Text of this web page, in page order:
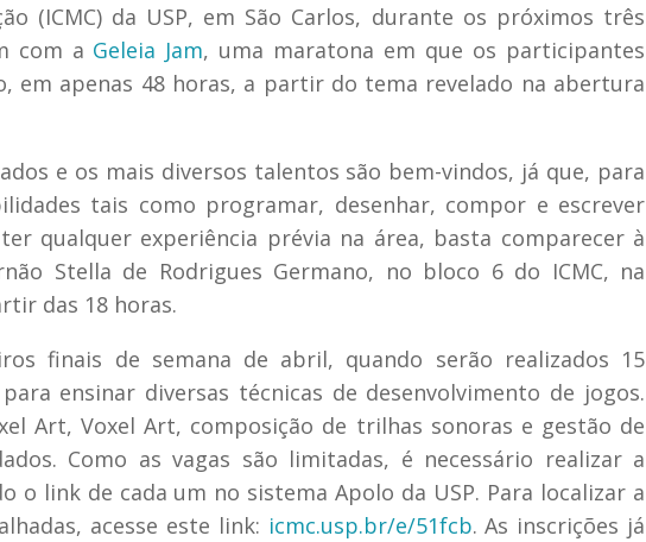
(ICMC) da USP, em São Carlos, durante os próximos três
com a Geleia Jam, uma maratona em que os participantes
em apenas 48 horas, a partir do tema revelado na abertura
e os mais diversos talentos são bem-vindos, já que, para
tais como programar, desenhar, compor e escrever
qualquer experiência prévia na área, basta comparecer à
Stella de Rodrigues Germano, no bloco 6 do ICMC, na
das 18 horas.
finais de semana de abril, quando serão realizados 15
ensinar diversas técnicas de desenvolvimento de jogos.
Art, Voxel Art, composição de trilhas sonoras e gestão de
Como as vagas são limitadas, é necessário realizar a
o link de cada um no sistema Apolo da USP. Para localizar a
acesse este link: icmc.usp.br/e/51fcb. As inscrições já